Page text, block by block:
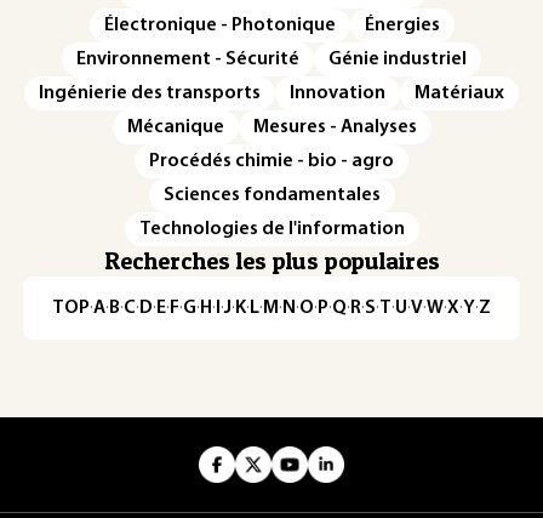
Électronique - Photonique
Énergies
Environnement - Sécurité
Génie industriel
Ingénierie des transports
Innovation
Matériaux
Mécanique
Mesures - Analyses
Procédés chimie - bio - agro
Sciences fondamentales
Technologies de l'information
Recherches les plus populaires
TOP·A·B·C· D· E· F·G· H · ·J· K· L· M · N ·O· P·Q· R·S·T·U·V·W·X·Y·Z